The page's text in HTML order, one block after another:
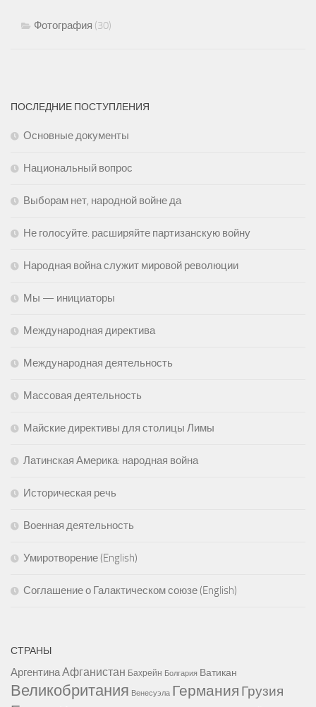
Фотография (30)
ПОСЛЕДНИЕ ПОСТУПЛЕНИЯ
Основные документы
Национальный вопрос
Выборам нет, народной войне да
Не голосуйте. расширяйте партизанскую войну
Народная война служит мировой революции
Мы — инициаторы
Международная директива
Международная деятельность
Массовая деятельность
Майские директивы для столицы Лимы
Латинская Америка: народная война
Историческая речь
Военная деятельность
Умиротворение (English)
Соглашение о Галактическом союзе (English)
СТРАНЫ
АргентинаАфганистан Бахрейн Болгария Ватикан
Великобритания Венесуэла Германия Грузия